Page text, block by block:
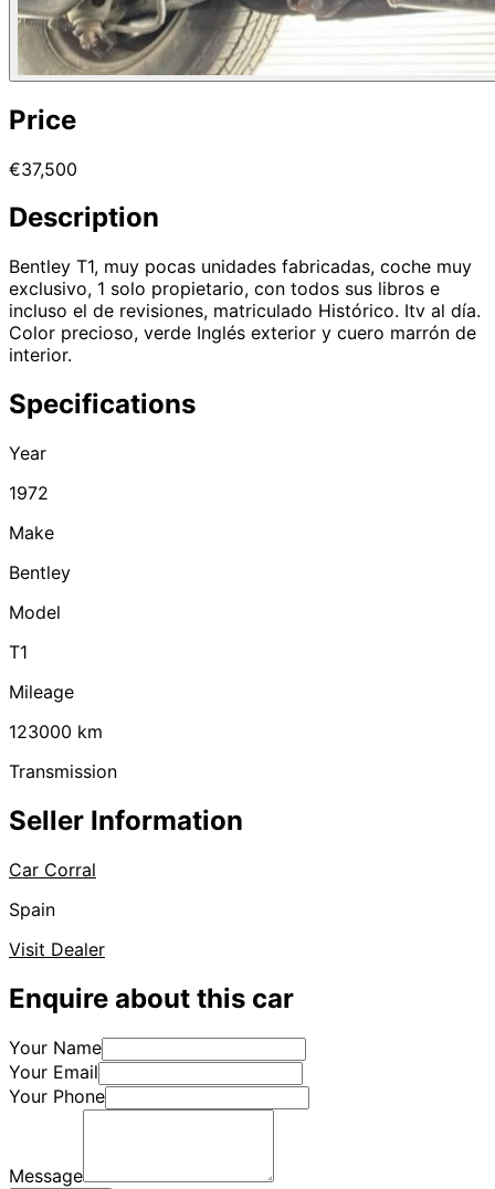
Price
€37,500
Description
Bentley T1, muy pocas unidades fabricadas, coche muy
exclusivo, 1 solo propietario, con todos sus libros e
incluso el de revisiones, matriculado Histórico. Itv al día.
Color precioso, verde Inglés exterior y cuero marrón de
interior.
Specifications
Year
1972
Make
Bentley
Model
T1
Mileage
123000 km
Transmission
Seller Information
Car Corral
Spain
Visit Dealer
Enquire about this car
Your Name
Your Email
Your Phone
Message